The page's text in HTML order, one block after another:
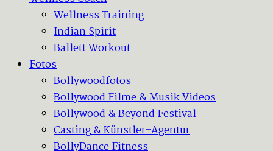
Wellness Training
Indian Spirit
Ballett Workout
Fotos
Bollywoodfotos
Bollywood Filme & Musik Videos
Bollywood & Beyond Festival
Casting & Künstler-Agentur
BollyDance Fitness